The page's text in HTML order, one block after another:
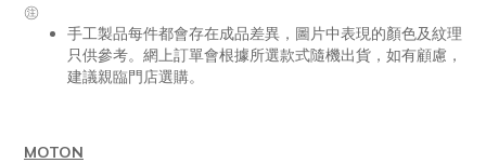
㊟
手工製品每件都會存在成品差異，圖片中表現的顏色及紋理
只供參考。網上訂單會根據所選款式隨機出貨，如有顧慮，
建議親臨門店選購。
MOTON